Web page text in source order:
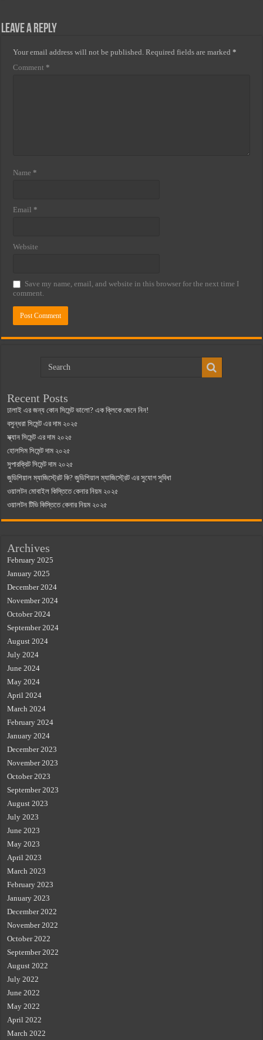
Leave a Reply
Your email address will not be published. Required fields are marked*
Comment *
Name *
Email *
Website
Save my name, email, and website in this browser for the next time I
comment.
Recent Posts
ঢালাই এর জন্য কোন সিমেন্ট ভালো? এক ক্লিকে জেনে নিন!
বসুন্ধরা সিমেন্ট এর দাম ২০২৫
স্ক্যান সিমেন্ট এর দাম ২০২৫
হোলসিম সিমেন্ট দাম ২০২৫
সুপারক্রিট সিমেন্ট দাম ২০২৫
জুডিশিয়াল ম্যাজিস্ট্রেট কি? জুডিশিয়াল ম্যাজিস্ট্রেট এর সুযোগ সুবিধা
ওয়ালটন মোবাইল কিস্তিতে কেনার নিয়ম ২০২৫
ওয়ালটন টিভি কিস্তিতে কেনার নিয়ম ২০২৫
Archives
February 2025
January 2025
December 2024
November 2024
October 2024
September 2024
August 2024
July 2024
June 2024
May 2024
April 2024
March 2024
February 2024
January 2024
December 2023
November 2023
October 2023
September 2023
August 2023
July 2023
June 2023
May 2023
April 2023
March 2023
February 2023
January 2023
December 2022
November 2022
October 2022
September 2022
August 2022
July 2022
June 2022
May 2022
April 2022
March 2022